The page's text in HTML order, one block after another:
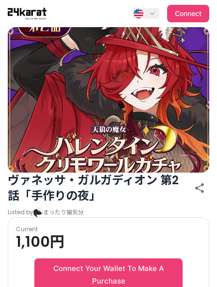
ヴァネッサ・ガルガディオン 第2話「手作りの夜」
Connect
ヴァネッサ・ガルガディオン 第2
話「手作りの夜」
Listed by まったり猫気分
Current
1,100円
Connect Your Wallet To Make A
Purchase